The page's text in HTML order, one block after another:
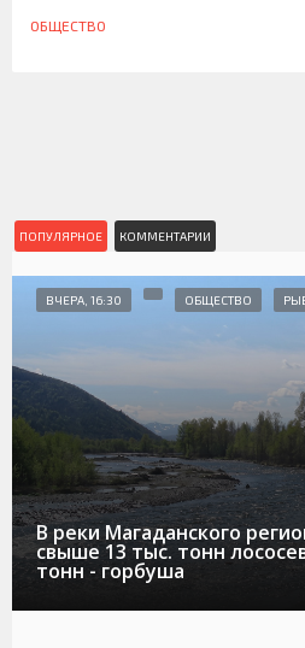
ОБЩЕСТВО
ПОПУЛЯРНОЕ КОММЕНТАРИИ
В реки Магаданского
свыше 13 тыс. тонн
тонн - горбуша
ВЧЕРА, 16:30 ОБЩЕСТВО